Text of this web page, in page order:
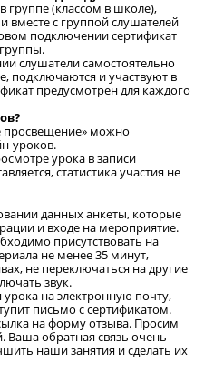
(классом в школе),
вместе с группой слушателей
подключении сертификат
слушатели самостоятельно
подключаются и участвуют в
предусмотрен для каждого
просвещение» можно
уроков.
урока в записи
статистика участия не
данных анкеты, которые
и входе на мероприятие.
присутствовать на
не менее 35 минут,
не переключаться на другие
звук.
урока на электронную почту,
письмо с сертификатом.
на форму отзыва. Просим
Ваша обратная связь очень
наши занятия и сделать их